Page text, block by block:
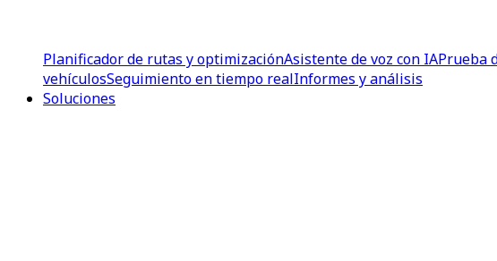
Planificador de rutas y optimizaciónAsistente de voz con IAPrueba
vehículosSeguimiento en tiempo realInformes y análisis
Soluciones